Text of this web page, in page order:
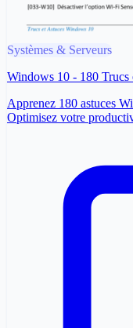
Systèmes & Serveurs
Windows 10 - 180 Trucs
Apprenez 180 astuces
Optimisez votre